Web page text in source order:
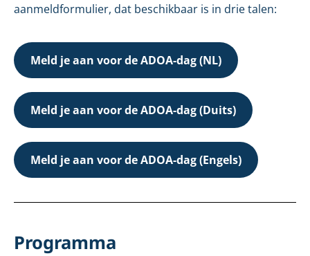
aanmeldformulier, dat beschikbaar is in drie talen:
Meld je aan voor de ADOA-dag (NL)
Meld je aan voor de ADOA-dag (Duits)
Meld je aan voor de ADOA-dag (Engels)
Programma